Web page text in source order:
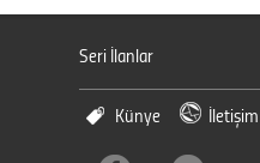
Seri İlanlar
Künye İletişim